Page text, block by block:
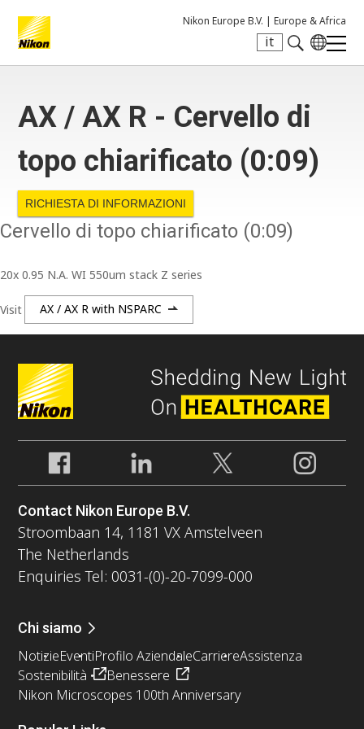
Nikon Europe B.V. | Europe & Africa
it
AX / AX R - Cervello di
topo chiarificato (0:09)
RICHIESTA DI INFORMAZIONI
Cervello di topo chiarificato (0:09)
20x 0.95 N.A. WI 550um stack Z series
Visit AX / AX R with NSPARC
Contact Nikon Europe B.V.
Stroombaan 14, 1181 VX Amstelveen
The Netherlands
Enquiries Tel: 0031-(0)-20-7099-000
Chi siamo
NotizieEventiProfilo AziendaleCarriereAssistenza
Sostenibilità
Benessere
Nikon Microscopes 100th Anniversary